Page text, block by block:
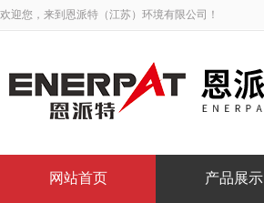
欢迎您，来到恩派特（江苏）环境有限公司！
网站首页 产品展示